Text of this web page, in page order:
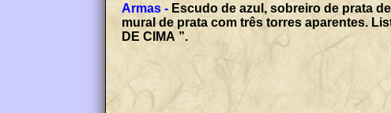
Armas - Escudo de azul, sobreiro de prata
mural de prata com três torres aparentes.
DE CIMA ”.